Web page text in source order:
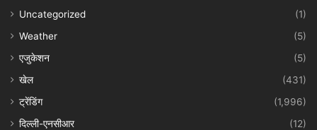
Uncategorized
(1)
Weather
(5)
एजुकेशन
(5)
खेल
(431)
ट्रेंडिंग
(1,996)
दिल्ली-एनसीआर
(12)